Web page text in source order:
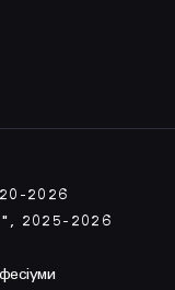
2026
2025-2026